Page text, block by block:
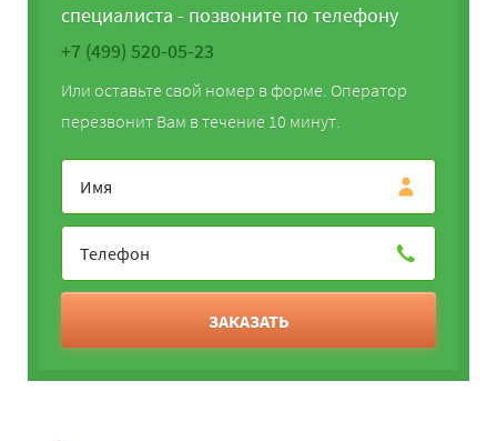
специалиста - позвоните по телефону
+7 (499) 520-05-23
Или оставьте свой номер в форме. Оператор
перезвонит Вам в течение 10 минут.
ЗАКАЗАТЬ